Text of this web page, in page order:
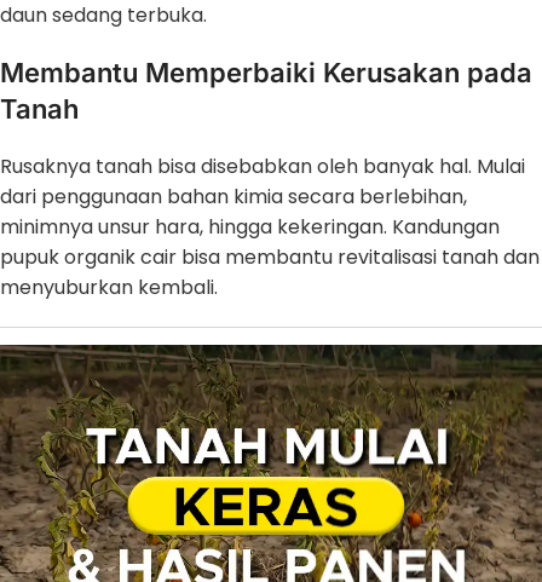
daun sedang terbuka.
Membantu Memperbaiki Kerusakan pada
Tanah
Rusaknya tanah bisa disebabkan oleh banyak hal. Mulai
dari penggunaan bahan kimia secara berlebihan,
minimnya unsur hara, hingga kekeringan. Kandungan
pupuk organik cair bisa membantu revitalisasi tanah dan
menyuburkan kembali.